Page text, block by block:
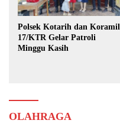
Polsek Kotarih dan Koramil
17/KTR Gelar Patroli
Minggu Kasih
OLAHRAGA